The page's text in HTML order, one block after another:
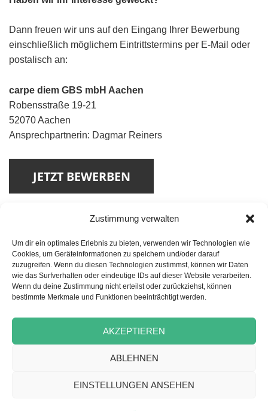
Zustimmung verwalten
Um dir ein optimales Erlebnis zu bieten, verwenden wir Technologien wie
Cookies, um Geräteinformationen zu speichern und/oder darauf
zuzugreifen. Wenn du diesen Technologien zustimmst, können wir Daten
wie das Surfverhalten oder eindeutige IDs auf dieser Website verarbeiten.
Wenn du deine Zustimmung nicht erteilst oder zurückziehst, können
bestimmte Merkmale und Funktionen beeinträchtigt werden.
AKZEPTIEREN
ABLEHNEN
EINSTELLUNGEN ANSEHEN
Dann freuen wir uns auf den Eingang Ihrer Bewerbung
einschließlich möglichem Eintrittstermins per E-Mail oder
postalisch an:
carpe diem GBS mbH Aachen
Robensstraße 19-21
52070 Aachen
Ansprechpartnerin: Dagmar Reiners
Beitragsnavigation
VORHERIGER
Vorheriger
Pflegefachkraft (m/w/d) als
NÄCHSTER
Pflegefachkraft (m/w/d) als stellv.